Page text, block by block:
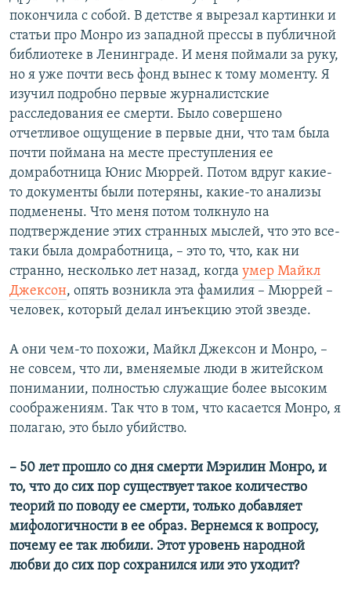
покончила с собой. В детстве я вырезал картинки и
статьи про Монро из западной прессы в публичной
библиотеке в Ленинграде. И меня поймали за руку,
но я уже почти весь фонд вынес к тому моменту. Я
изучил подробно первые журналистские
расследования ее смерти. Было совершено
отчетливое ощущение в первые дни, что там была
почти поймана на месте преступления ее
домработница Юнис Мюррей. Потом вдруг какие-
то документы были потеряны, какие-то анализы
подменены. Что меня потом толкнуло на
подтверждение этих странных мыслей, что это все-
таки была домработница, – это то, что, как ни
странно, несколько лет назад, когда умер Майкл
Джексон, опять возникла эта фамилия – Мюррей –
человек, который делал инъекцию этой звезде.
А они чем-то похожи, Майкл Джексон и Монро, –
не совсем, что ли, вменяемые люди в житейском
понимании, полностью служащие более высоким
соображениям. Так что в том, что касается Монро, я
полагаю, это было убийство.
– 50 лет прошло со дня смерти Мэрилин Монро, и
то, что до сих пор существует такое количество
теорий по поводу ее смерти, только добавляет
мифологичности в ее образ. Вернемся к вопросу,
почему ее так любили. Этот уровень народной
любви до сих пор сохранился или это уходит?